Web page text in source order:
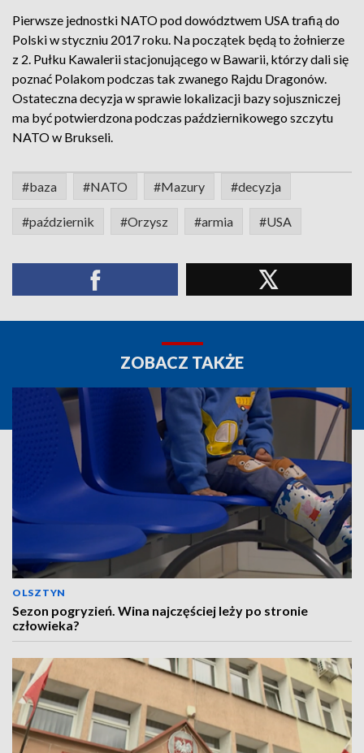
Pierwsze jednostki NATO pod dowództwem USA trafią do
Polski w styczniu 2017 roku. Na początek będą to żołnierze
z 2. Pułku Kawalerii stacjonującego w Bawarii, którzy dali się
poznać Polakom podczas tak zwanego Rajdu Dragonów.
Ostateczna decyzja w sprawie lokalizacji bazy sojuszniczej
ma być potwierdzona podczas październikowego szczytu
NATO w Brukseli.
#baza #NATO #Mazury #decyzja
#październik #Orzysz #armia #USA
ZOBACZ TAKŻE
OLSZTYN
Sezon pogryzień. Wina najczęściej leży po stronie
człowieka?